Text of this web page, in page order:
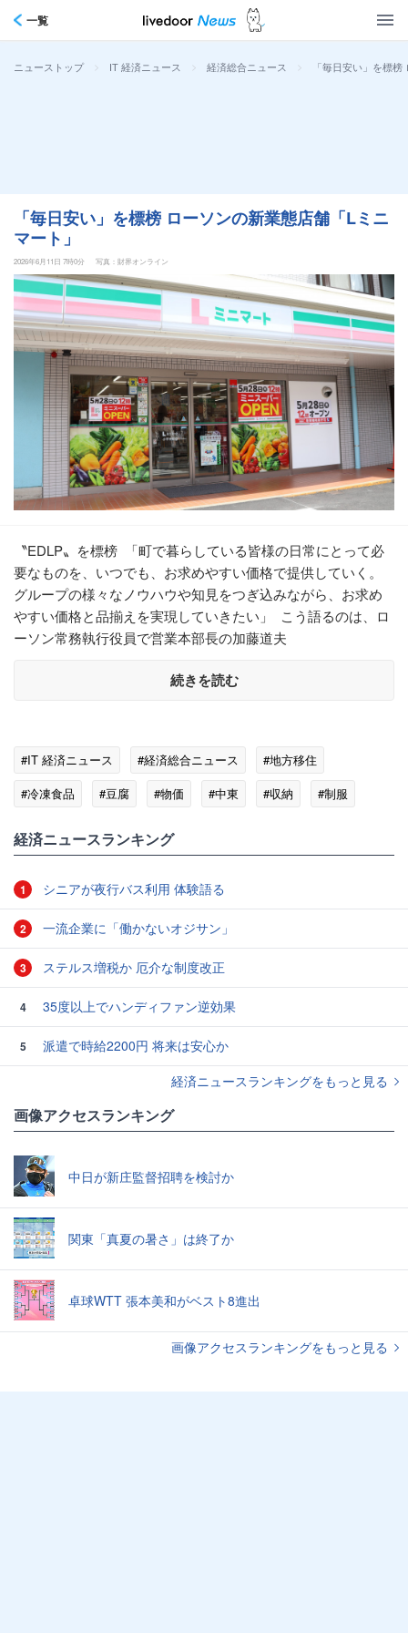
一覧
ニューストップ > IT 経済ニュース > 経済総合ニュース > 「毎日安い」を標
「毎日安い」を標榜 ローソンの新業態店舗「Lミニ
マート」
2026年6月11日 7時0分 写真：財界オンライン
〝EDLP〟を標榜 「町で暮らしている皆様の日常にとって必
要なものを、いつでも、お求めやすい価格で提供していく。
グループの様々なノウハウや知見をつぎ込みながら、お求め
やすい価格と品揃えを実現していきたい」 こう語るのは、ロ
ーソン常務執行役員で営業本部長の加藤道夫
続きを読む
#IT 経済ニュース #経済総合ニュース
#地方移住
#冷凍食品
#豆腐 #物価 #中東 #収納
#制服
経済ニュースランキング
1 シニアが夜行バス利用 体験語る
2 一流企業に「働かないオジサン」
3 ステルス増税か 厄介な制度改正
4 35度以上でハンディファン逆効果
5
派遣で時給2200円 将来は安心か
経済ニュースランキングをもっと見る
画像アクセスランキング
中日が新庄監督招聘を検討か
関東「真夏の暑さ」は終了か
卓球WTT 張本美和がベスト8進出
画像アクセスランキングをもっと見る